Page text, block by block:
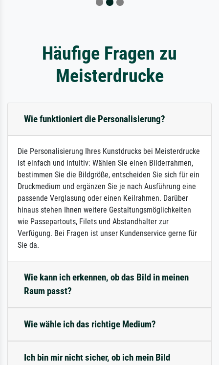
Häufige Fragen zu
Meisterdrucke
Wie funktioniert die Personalisierung?
Die Personalisierung Ihres Kunstdrucks bei Meisterdrucke
ist einfach und intuitiv: Wählen Sie einen Bilderrahmen,
bestimmen Sie die Bildgröße, entscheiden Sie sich für ein
Druckmedium und ergänzen Sie je nach Ausführung eine
passende Verglasung oder einen Keilrahmen. Darüber
hinaus stehen Ihnen weitere Gestaltungsmöglichkeiten
wie Passepartouts, Filets und Abstandhalter zur
Verfügung. Bei Fragen ist unser Kundenservice gerne für
Sie da.
Wie kann ich erkennen, ob das Bild in meinen
Raum passt?
Wie wähle ich das richtige Medium?
Ich bin mir nicht sicher, ob ich mein Bild